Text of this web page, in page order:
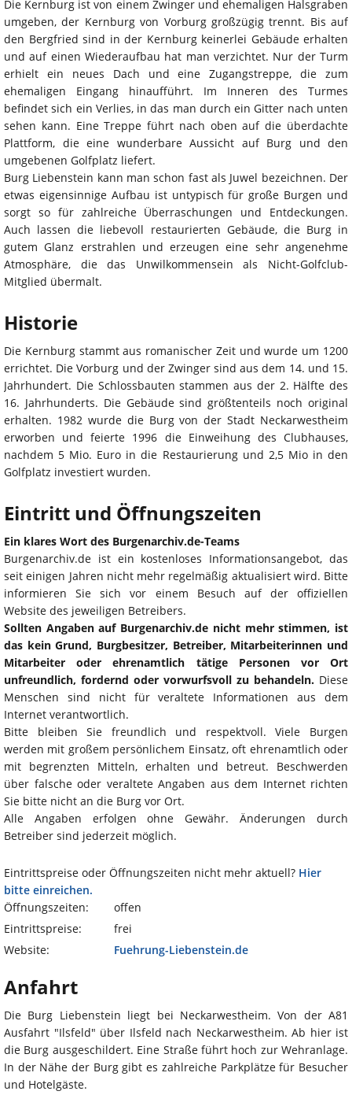
Die Kernburg ist von einem Zwinger und ehemaligen Halsgraben
umgeben, der Kernburg von Vorburg großzügig trennt. Bis auf
den Bergfried sind in der Kernburg keinerlei Gebäude erhalten
und auf einen Wiederaufbau hat man verzichtet. Nur der Turm
erhielt ein neues Dach und eine Zugangstreppe, die zum
ehemaligen Eingang hinaufführt. Im Inneren des Turmes
befindet sich ein Verlies, in das man durch ein Gitter nach unten
sehen kann. Eine Treppe führt nach oben auf die überdachte
Plattform, die eine wunderbare Aussicht auf Burg und den
umgebenen Golfplatz liefert.
Burg Liebenstein kann man schon fast als Juwel bezeichnen. Der
etwas eigensinnige Aufbau ist untypisch für große Burgen und
sorgt so für zahlreiche Überraschungen und Entdeckungen.
Auch lassen die liebevoll restaurierten Gebäude, die Burg in
gutem Glanz erstrahlen und erzeugen eine sehr angenehme
Atmosphäre, die das Unwilkommensein als Nicht-Golfclub-
Mitglied übermalt.
Historie
Die Kernburg stammt aus romanischer Zeit und wurde um 1200
errichtet. Die Vorburg und der Zwinger sind aus dem 14. und 15.
Jahrhundert. Die Schlossbauten stammen aus der 2. Hälfte des
16. Jahrhunderts. Die Gebäude sind größtenteils noch original
erhalten. 1982 wurde die Burg von der Stadt Neckarwestheim
erworben und feierte 1996 die Einweihung des Clubhauses,
nachdem 5 Mio. Euro in die Restaurierung und 2,5 Mio in den
Golfplatz investiert wurden.
Eintritt und Öffnungszeiten
Ein klares Wort des Burgenarchiv.de-Teams
Burgenarchiv.de ist ein kostenloses Informationsangebot, das
seit einigen Jahren nicht mehr regelmäßig aktualisiert wird. Bitte
informieren Sie sich vor einem Besuch auf der offiziellen
Website des jeweiligen Betreibers.
Sollten Angaben auf Burgenarchiv.de nicht mehr stimmen, ist
das kein Grund, Burgbesitzer, Betreiber, Mitarbeiterinnen und
Mitarbeiter oder ehrenamtlich tätige Personen vor Ort
unfreundlich, fordernd oder vorwurfsvoll zu behandeln. Diese
Menschen sind nicht für veraltete Informationen aus dem
Internet verantwortlich.
Bitte bleiben Sie freundlich und respektvoll. Viele Burgen
werden mit großem persönlichem Einsatz, oft ehrenamtlich oder
mit begrenzten Mitteln, erhalten und betreut. Beschwerden
über falsche oder veraltete Angaben aus dem Internet richten
Sie bitte nicht an die Burg vor Ort.
Alle Angaben erfolgen ohne Gewähr. Änderungen durch
Betreiber sind jederzeit möglich.
Eintrittspreise oder Öffnungszeiten nicht mehr aktuell? Hier
bitte einreichen.
Öffnungszeiten:
offen
Eintrittspreise:
frei
Website:
Fuehrung-Liebenstein.de
Anfahrt
Die Burg Liebenstein liegt bei Neckarwestheim. Von der A81
Ausfahrt "Ilsfeld" über Ilsfeld nach Neckarwestheim. Ab hier ist
die Burg ausgeschildert. Eine Straße führt hoch zur Wehranlage.
In der Nähe der Burg gibt es zahlreiche Parkplätze für Besucher
und Hotelgäste.